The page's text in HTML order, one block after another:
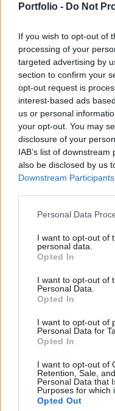
Portfolio - Do Not
If you wish to opt-out of
processing of your
targeted advertising by
section to confirm your
opt-out request is
interest-based ads
us or personal
your opt-out. You may
disclosure of your
IAB’s list of
also be disclosed by us
Downstream Participants
Personal Data
I want to opt-out of
personal data.
Opted In
I want to opt-out of
Personal Data.
Opted In
I want to opt-out of
Personal Data for
Opted In
I want to opt-out of
Retention, Sale,
Personal Data that
Purposes for which
Opted Out
2024. január 04. 18:06
Tavalyhoz képest
mobilnet-forgalom
Yettelnél, a
2023-ban az
százalékkal nőtt az
képest - közölték a
megkeresésére.
évhez képest idén
mobilinternet-forgalom
és január 1. közötti
ügyfelei szilveszterkor
mint tavaly ugyanekkor.
KEDVES
A keresett cikk a
regisztrációhoz
Az előfizetés a
Portfolio.hu